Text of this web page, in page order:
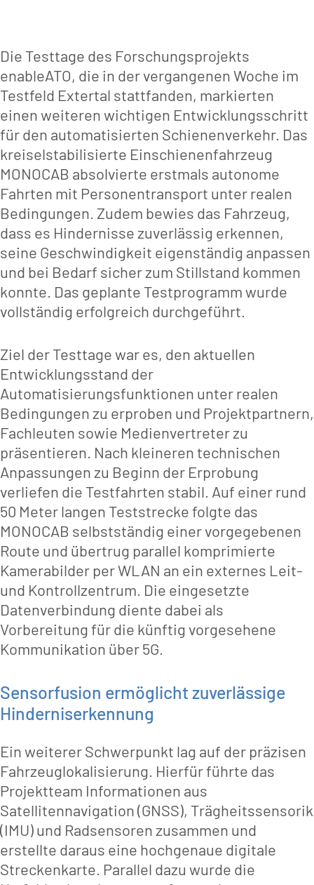
Die Testtage des Forschungsprojekts
enableATO, die in der vergangenen Woche im
Testfeld Extertal stattfanden, markierten
einen weiteren wichtigen Entwicklungsschritt
für den automatisierten Schienenverkehr. Das
kreiselstabilisierte Einschienenfahrzeug
MONOCAB absolvierte erstmals autonome
Fahrten mit Personentransport unter realen
Bedingungen. Zudem bewies das Fahrzeug,
dass es Hindernisse zuverlässig erkennen,
seine Geschwindigkeit eigenständig anpassen
und bei Bedarf sicher zum Stillstand kommen
konnte. Das geplante Testprogramm wurde
vollständig erfolgreich durchgeführt.
Ziel der Testtage war es, den aktuellen
Entwicklungsstand der
Automatisierungsfunktionen unter realen
Bedingungen zu erproben und Projektpartnern,
Fachleuten sowie Medienvertreter zu
präsentieren. Nach kleineren technischen
Anpassungen zu Beginn der Erprobung
verliefen die Testfahrten stabil. Auf einer rund
50 Meter langen Teststrecke folgte das
MONOCAB selbstständig einer vorgegebenen
Route und übertrug parallel komprimierte
Kamerabilder per WLAN an ein externes Leit-
und Kontrollzentrum. Die eingesetzte
Datenverbindung diente dabei als
Vorbereitung für die künftig vorgesehene
Kommunikation über 5G.
Sensorfusion ermöglicht zuverlässige
Hinderniserkennung
Ein weiterer Schwerpunkt lag auf der präzisen
Fahrzeuglokalisierung. Hierfür führte das
Projektteam Informationen aus
Satellitennavigation (GNSS), Trägheitssensorik
(IMU) und Radsensoren zusammen und
erstellte daraus eine hochgenaue digitale
Streckenkarte. Parallel dazu wurde die